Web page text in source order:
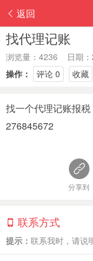
返回
找代理记账
浏览量：4236 日期：
操作：
评论 0 收藏
找一个代理记账报
276845672
分享到
联系方式
提示： 联系我时，请说